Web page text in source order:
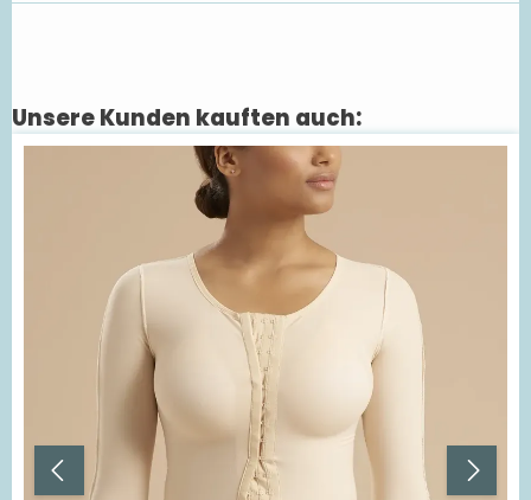
Produktgalerie überspringen
Unsere Kunden kauften auch: